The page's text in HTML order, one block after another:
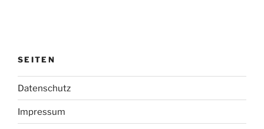
SEITEN
Datenschutz
Impressum